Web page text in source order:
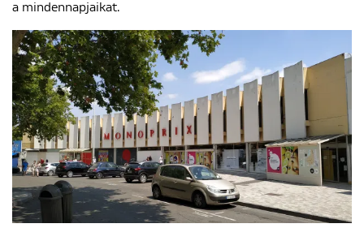
a mindennapjaikat.